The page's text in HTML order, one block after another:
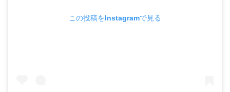
この投稿をInstagramで見る